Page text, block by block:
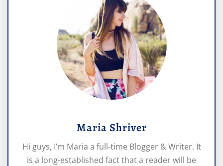
Maria Shriver
Hi guys, I’m Maria a full-time Blogger & Writer. It
is a long-established fact that a reader will be